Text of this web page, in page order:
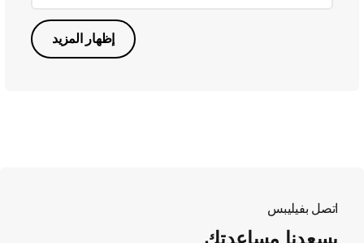
إظهار المزيد
اتصل بفيليبس
يسعدنا مساعدتك